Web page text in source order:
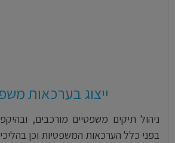
ייצוג בערכאות
ניהול תיקים משפטיים מורכבים,
בפני כלל הערכאות המשפטיות וכן בהליכי